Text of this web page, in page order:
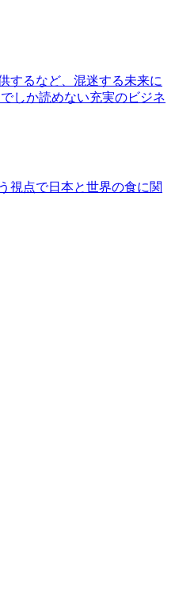
するなど、混迷する未来に
しか読めない充実のビジネ
視点で日本と世界の食に関